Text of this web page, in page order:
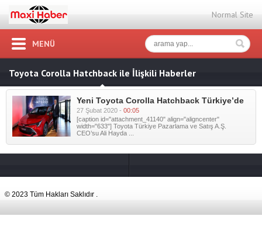
Normal Site
MENÜ
Toyota Corolla Hatchback ile İlişkili Haberler
Yeni Toyota Corolla Hatchback Türkiye’de
27 Şubat 2020 - 00:05
[caption id="attachment_41140" align="aligncenter"
width="633"] Toyota Türkiye Pazarlama ve Satış A.Ş.
CEO’su Ali Hayda ...
© 2023 Tüm Hakları Saklıdır .